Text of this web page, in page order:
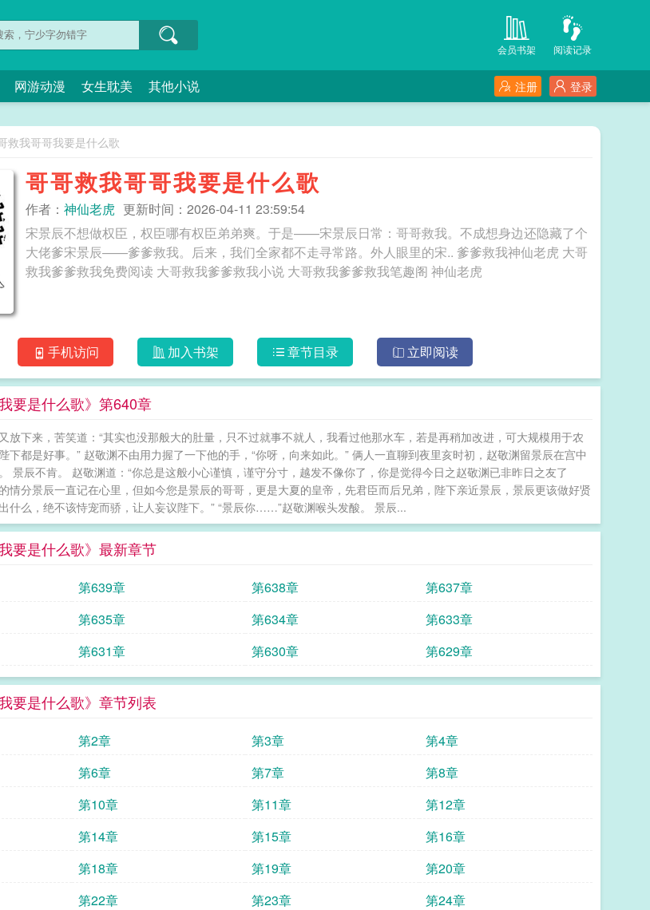
阅读记录
会员书架
网游动漫 女生耽美 其他小说 登录
注册
救我哥哥我要是什么歌
哥哥救我哥哥我要是什么歌
作者： 神仙老虎 更新时间：2026-04-11 23:59:54
宋景辰不想做权臣，权臣哪有权臣弟弟爽。于是——宋景辰日常：哥哥救我。不成想身边还隐藏了个
大佬爹宋景辰——爹爹救我。后来，我们全家都不走寻常路。外人眼里的宋.. 爹爹救我神仙老虎 大哥
救我爹爹救我免费阅读 大哥救我爹爹救我小说 大哥救我爹爹救我笔趣阁 神仙老虎
手机访问 加入书架 章节目录 立即阅读
要是什么歌》第640章
放下来，苦笑道：“其实也没那般大的肚量，只不过就事不就人，我看过他那水车，若是再稍加改进，可大规模用于农
下都是好事。” 赵敬渊不由用力握了一下他的手，“你呀，向来如此。” 俩人一直聊到夜里亥时初，赵敬渊留景辰在宫中
景辰不肯。 赵敬渊道：“你总是这般小心谨慎，谨守分寸，越发不像你了，你是觉得今日之赵敬渊已非昨日之友了
情分景辰一直记在心里，但如今您是景辰的哥哥，更是大夏的皇帝，先君臣而后兄弟，陛下亲近景辰，景辰更该做好贤
什么，绝不该恃宠而骄，让人妄议陛下。” “景辰你……”赵敬渊喉头发酸。 景辰...
要是什么歌》最新章节
第639章 第638章
第637章
第635章 第634章
第633章
第631章 第630章 第629章
要是什么歌》章节列表
第2章 第3章
第4章
第6章 第7章
第8章
第10章 第11章
第12章
第14章 第15章
第16章
第18章 第19章
第20章
第22章 第23章
第24章